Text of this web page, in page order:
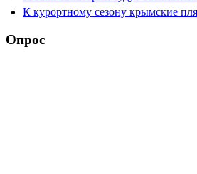
К курортному сезону крымские
Опрос